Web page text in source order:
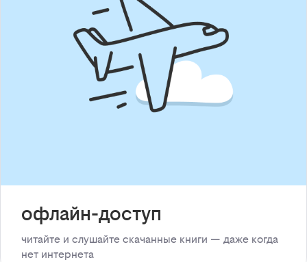
офлайн-доступ
читайте и слушайте скачанные книги — даже когда
нет интернета